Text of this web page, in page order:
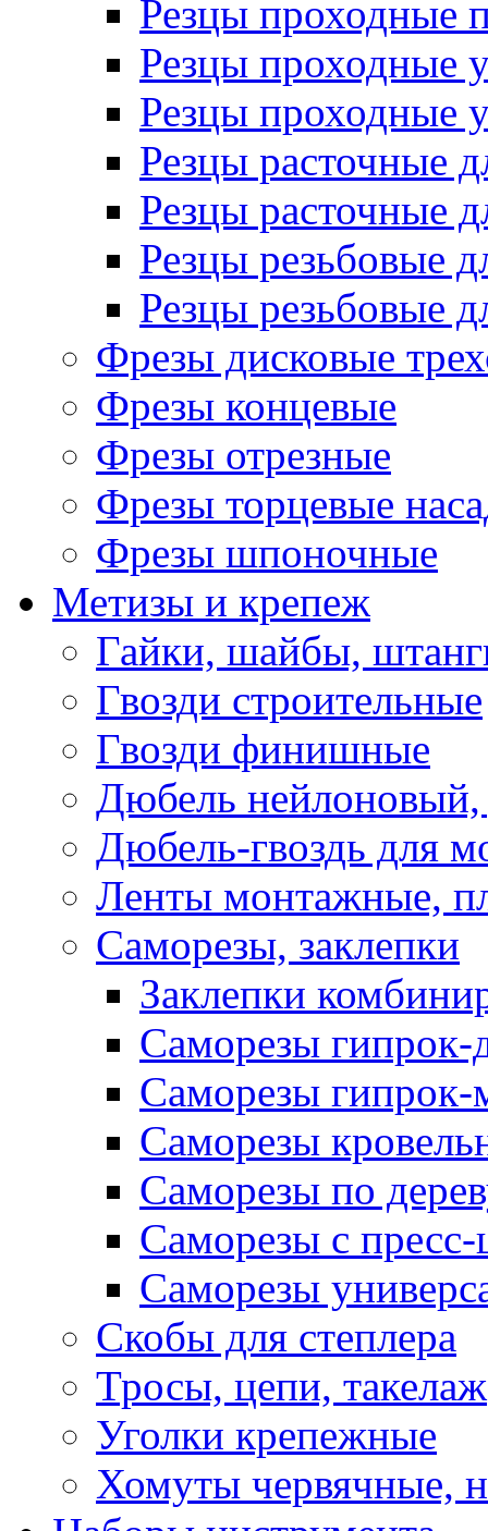
Резцы проходные
Резцы проходные
Резцы проходные
Резцы расточные
Резцы расточные
Резцы резьбовые
Резцы резьбовые
Фрезы дисковые
Фрезы концевые
Фрезы отрезные
Фрезы торцевые
Фрезы шпоночные
Метизы и крепеж
Гайки, шайбы,
Гвозди строительные
Гвозди финишные
Дюбель нейлоновый,
Дюбель-гвоздь для
Ленты монтажные,
Саморезы, заклепки
Заклепки
Саморезы гипрок-
Саморезы гипрок-
Саморезы
Саморезы по
Саморезы с
Саморезы
Скобы для степлера
Тросы, цепи, такелаж
Уголки крепежные
Хомуты червячные,